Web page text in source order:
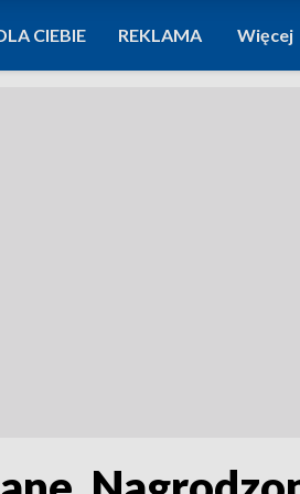
CIEBIE REKLAMA Więcej